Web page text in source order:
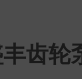
齿轮